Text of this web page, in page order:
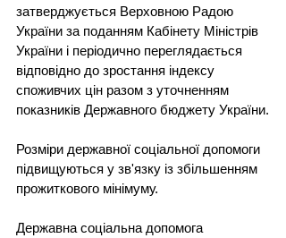
затверджується Верховною Радою
України за поданням Кабінету Міністрів
України і періодично переглядається
відповідно до зростання індексу
споживчих цін разом з уточненням
показників Державного бюджету України.
Розміри державної соціальної допомоги
підвищуються у зв'язку із збільшенням
прожиткового мінімуму.
Державна соціальна допомога